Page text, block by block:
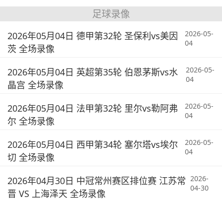
足球录像
2026年05月04日 德甲第32轮 圣保利vs美因
茨 全场录像
2026-05-
04
2026年05月04日 英超第35轮 伯恩茅斯vs水
晶宫 全场录像
2026-05-
04
2026年05月04日 法甲第32轮 里尔vs勒阿弗
尔 全场录像
2026-05-
04
2026年05月04日 西甲第34轮 塞尔塔vs埃尔
切 全场录像
2026-05-
04
2026年04月30日 中冠常州赛区排位赛 江苏常
晋 VS 上海泽天 全场录像
2026-
04-30